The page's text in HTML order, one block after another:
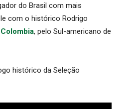
do Brasil com mais
com o histórico Rodrigo
, pelo Sul-americano de
histórico da Seleção